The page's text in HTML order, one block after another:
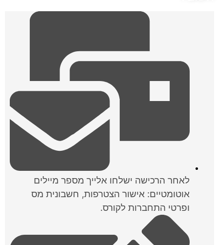
לאחר הרכישה ישלחו אלייך מספר מיילים
אוטומטיים: אישור הצטרפות, חשבונית מס
ופרטי התחברות לקורס.